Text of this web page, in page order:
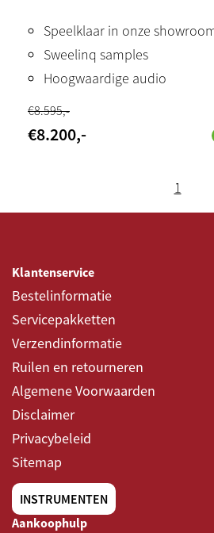
Speelklaar in onze
Sweelinq samples
Hoogwaardige audio
€8.595,-
€8.200,-
1
Klantenservice
Bestelinformatie
Servicepakketten
Verzendinformatie
Ruilen en retourneren
Algemene Voorwaarden
Disclaimer
Privacybeleid
Sitemap
INSTRUMENTEN
Aankoophulp